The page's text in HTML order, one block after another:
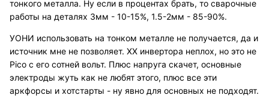
тонкого металла. Ну если в процентах брать, то сварочные
работы на деталях 3мм - 10-15%, 1.5-2мм - 85-90%.
УОНИ использовать на тонком металле не получается, да и
источник мне не позволяет. ХХ инвертора неплох, но это не
Pico с его сотней вольт. Плюс напруга скачет, основные
электроды жуть как не любят этого, плюс все эти
аркфорсы и хотстарты - ну явно для основных не подходят.